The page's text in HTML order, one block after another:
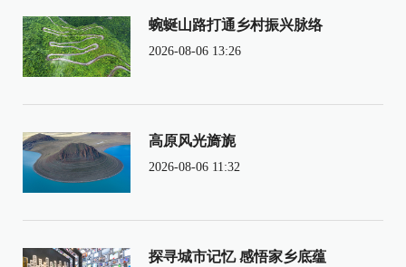
蜿蜒山路打通乡村振兴脉络
2026-08-06 13:26
高原风光旖旎
2026-08-06 11:32
探寻城市记忆 感悟家乡底蕴